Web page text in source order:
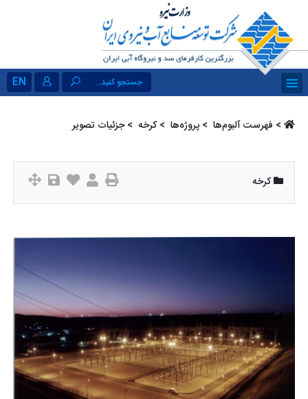
EN جستجو کنید...
> فهرست آلبو‌م‌ها ‏ >پروژه‌ها ‏ >کرخه ‏ > جزئیات تصویر
کرخه